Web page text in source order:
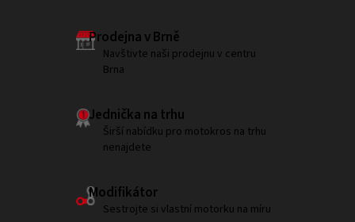
Prodejna v Brně
Navštivte naši prodejnu v centru
Brna
Jednička na trhu
Širší nabídku pro motokros na trhu
nenajdete
Modifikátor
Sestrojte si vlastní motorku na míru